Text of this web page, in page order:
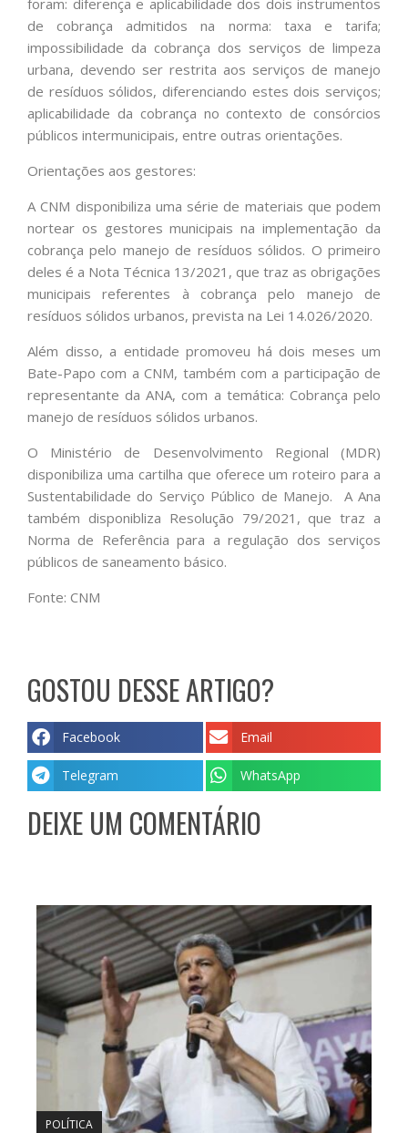
foram: diferença e aplicabilidade dos dois instrumentos
de cobrança admitidos na norma: taxa e tarifa;
impossibilidade da cobrança dos serviços de limpeza
urbana, devendo ser restrita aos serviços de manejo
de resíduos sólidos, diferenciando estes dois serviços;
aplicabilidade da cobrança no contexto de consórcios
públicos intermunicipais, entre outras orientações.
Orientações aos gestores:
A CNM disponibiliza uma série de materiais que podem
nortear os gestores municipais na implementação da
cobrança pelo manejo de resíduos sólidos. O primeiro
deles é a Nota Técnica 13/2021, que traz as obrigações
municipais referentes à cobrança pelo manejo de
resíduos sólidos urbanos, prevista na Lei 14.026/2020.
Além disso, a entidade promoveu há dois meses um
Bate-Papo com a CNM, também com a participação de
representante da ANA, com a temática: Cobrança pelo
manejo de resíduos sólidos urbanos.
O Ministério de Desenvolvimento Regional (MDR)
disponibiliza uma cartilha que oferece um roteiro para a
Sustentabilidade do Serviço Público de Manejo. A Ana
também disponibliza Resolução 79/2021, que traz a
Norma de Referência para a regulação dos serviços
públicos de saneamento básico.
Fonte: CNM
GOSTOU DESSE ARTIGO?
Facebook Email
Telegram WhatsApp
DEIXE UM COMENTÁRIO
POLÍTICA